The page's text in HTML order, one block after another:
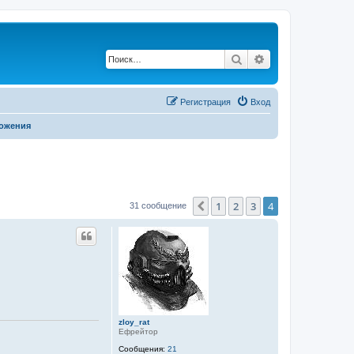
Поиск
Вход
Регистрация
31 сообщение Пред.
1 2 3 4
zloy_rat
Ефрейтор
Сообщения: 21